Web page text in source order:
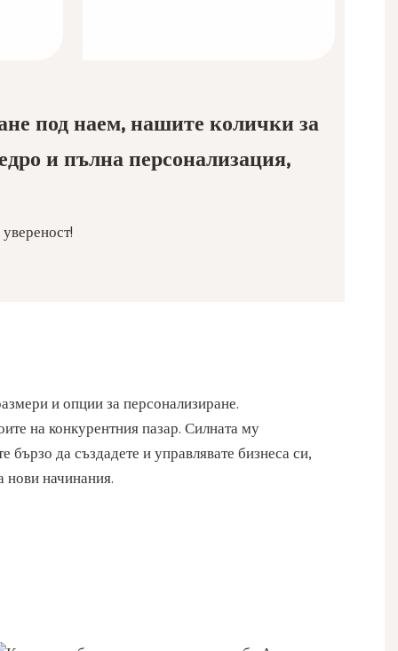
под наем, нашите колички за
и пълна персонализация,
и опции за персонализиране.
на конкурентния пазар. Силната му
да създадете и управлявате бизнеса си,
нови начинания.